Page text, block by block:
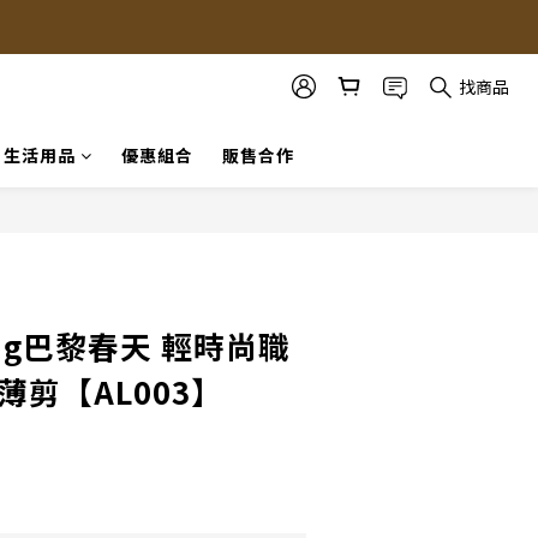
找商品
生活用品 優惠組合 販售合作
黎春天 輕時尚職
剪【AL003】